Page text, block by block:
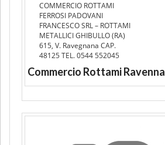
COMMERCIO ROTTAMI
FERROSI PADOVANI
FRANCESCO SRL – ROTTAMI
METALLICI GHIBULLO (RA)
615, V. Ravegnana CAP.
48125 TEL. 0544 552045
Commercio Rottami Ravenna